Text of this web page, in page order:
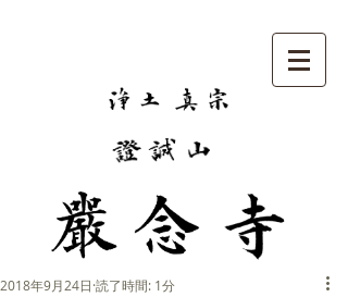
2018年9月24日 読了時間: 1分